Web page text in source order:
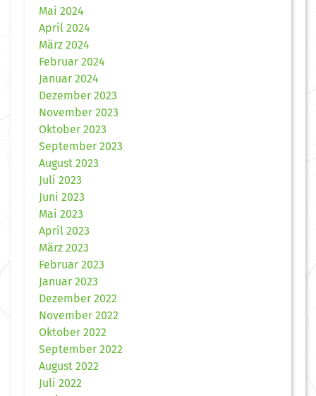
Mai 2024
April 2024
März 2024
Februar 2024
Januar 2024
Dezember 2023
November 2023
Oktober 2023
September 2023
August 2023
Juli 2023
Juni 2023
Mai 2023
April 2023
März 2023
Februar 2023
Januar 2023
Dezember 2022
November 2022
Oktober 2022
September 2022
August 2022
Juli 2022